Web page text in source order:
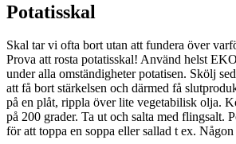
Potatisskal
Skal tar vi ofta bort utan att fundera över
Prova att rosta potatisskal! Använd helst
under alla omständigheter potatisen. Skölj
att få bort stärkelsen och därmed få
på en plåt, rippla över lite vegetabilisk olja.
på 200 grader. Ta ut och salta med flingsalt.
för att toppa en soppa eller sallad t ex.